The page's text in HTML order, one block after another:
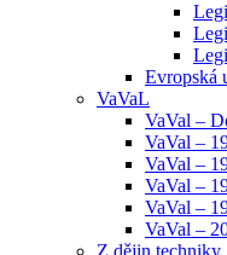
Evropská
VaVaL
VaVal –
VaVal –
VaVal –
VaVal –
VaVal –
VaVal –
Z dějin techniky